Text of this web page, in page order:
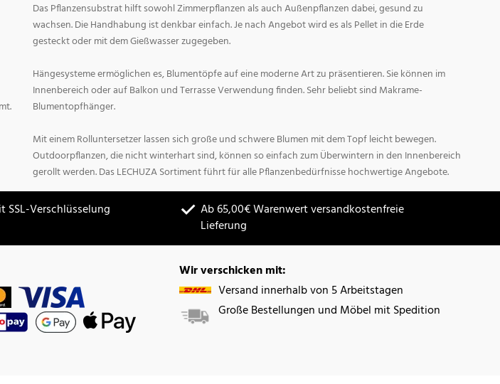
Das Pflanzensubstrat hilft sowohl Zimmerpflanzen als auch Außenpflanzen dabei, gesund zu
wachsen. Die Handhabung ist denkbar einfach. Je nach Angebot wird es als Pellet in die Erde
gesteckt oder mit dem Gießwasser zugegeben.
Hängesysteme ermöglichen es, Blumentöpfe auf eine moderne Art zu präsentieren. Sie können im
Innenbereich oder auf Balkon und Terrasse Verwendung finden. Sehr beliebt sind Makrame-
Blumentopfhänger.
Mit einem Rolluntersetzer lassen sich große und schwere Blumen mit dem Topf leicht bewegen.
Outdoorpflanzen, die nicht winterhart sind, können so einfach zum Überwintern in den Innenbereich
gerollt werden. Das LECHUZA Sortiment führt für alle Pflanzenbedürfnisse hochwertige Angebote.
SSL-Verschlüsselung
Ab 65,00€ Warenwert versandkostenfreie
Lieferung
Wir verschicken mit:
Versand innerhalb von 5 Arbeitstagen
Große Bestellungen und Möbel mit Spedition